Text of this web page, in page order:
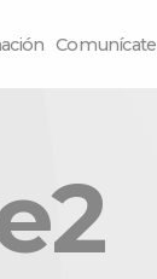
Comunícate